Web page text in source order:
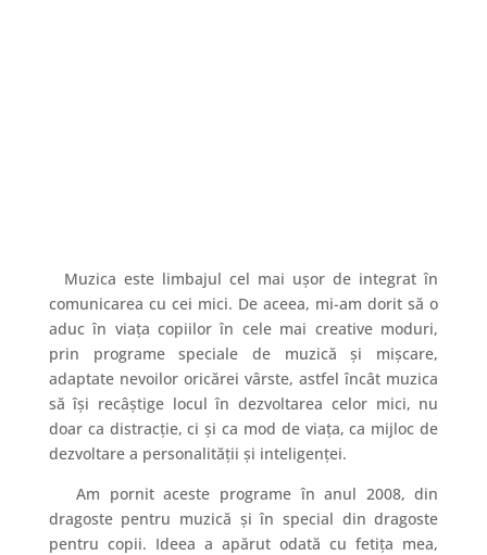
Muzica este limbajul cel mai ușor de integrat în
comunicarea cu cei mici. De aceea, mi-am dorit să o
aduc în viața copiilor în cele mai creative moduri,
prin programe speciale de muzică și mișcare,
adaptate nevoilor oricărei vârste, astfel încât muzica
să își recâștige locul în dezvoltarea celor mici, nu
doar ca distracție, ci și ca mod de viața, ca mijloc de
dezvoltare a personalității și inteligenței.
Am pornit aceste programe în anul 2008, din
dragoste pentru muzică și în special din dragoste
pentru copii. Ideea a apărut odată cu fetița mea,